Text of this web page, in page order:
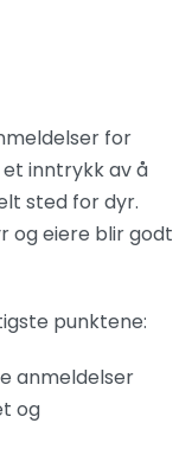
for
et inntrykk av å
sted for dyr.
og eiere blir godt
punktene:
anmeldelser
og